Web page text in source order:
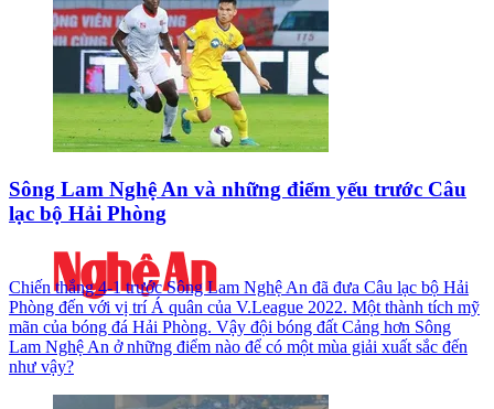
Sông Lam Nghệ An và những điểm yếu trước Câu
lạc bộ Hải Phòng
Chiến thắng 4-1 trước Sông Lam Nghệ An đã đưa Câu lạc bộ Hải
Phòng đến với vị trí Á quân của V.League 2022. Một thành tích mỹ
mãn của bóng đá Hải Phòng. Vậy đội bóng đất Cảng hơn Sông
Lam Nghệ An ở những điểm nào để có một mùa giải xuất sắc đến
như vậy?